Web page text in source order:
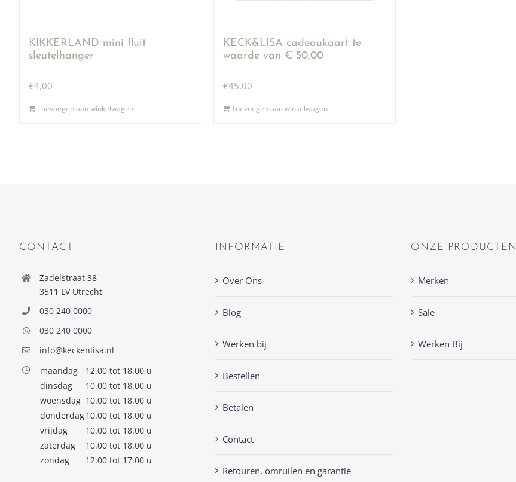
KIKKERLAND mini fluit
sleutelhanger
€4,00
Toevoegen aan winkelwagen
KECK&LISA cadeaukaart te
waarde van € 50,00
€45,00
Toevoegen aan winkelwagen
CONTACT
Zadelstraat 38
3511 LV Utrecht
030 240 0000
030 240 0000
info@keckenlisa.nl
maandag
12.00 tot 18.00 u
dinsdag
10.00 tot 18.00 u
woensdag 10.00 tot 18.00 u
donderdag10.00 tot 18.00 u
vrijdag
10.00 tot 18.00 u
zaterdag
10.00 tot 18.00 u
zondag
12.00 tot 17.00 u
INFORMATIE
Over Ons
Blog
Werken bij
Bestellen
Betalen
Contact
Retouren, omruilen en garantie
ONZE PRODUCTEN
Merken
Sale
Werken Bij